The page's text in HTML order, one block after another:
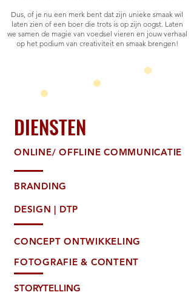
Dus, of je nu een merk bent dat zijn unieke smaak wil
laten zien of een boer die trots is op zijn oogst. Laten
we samen de magie van voedsel vieren en jouw verhaal
op het podium van creativiteit en smaak brengen!
DIENSTEN
ONLINE/ OFFLINE COMMUNICATIE
BRANDING
DESIGN | DTP
CONCEPT ONTWIKKELING
FOTOGRAFIE & CONTENT
STORYTELLING